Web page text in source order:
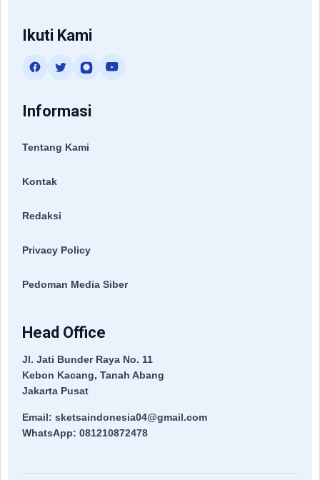
Ikuti Kami
Informasi
Tentang Kami
Kontak
Redaksi
Privacy Policy
Pedoman Media Siber
Head Office
Jl. Jati Bunder Raya No. 11
Kebon Kacang, Tanah Abang
Jakarta Pusat
Email: sketsaindonesia04@gmail.com
WhatsApp: 081210872478